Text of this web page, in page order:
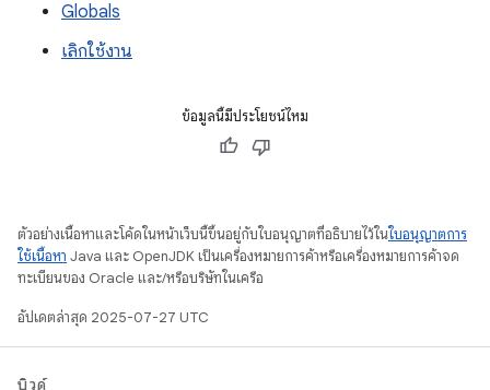
Globals
เลิกใช้งาน
ข้อมูลนี้มีประโยชน์ไหม
ตัวอย่างเนื้อหาและโค้ดในหน้าเว็บนี้ขึ้นอยู่กับใบอนุญาตที่อธิบายไว้ในใบอนุญาตการ
ใช้เนื้อหา Java และ OpenJDK เป็นเครื่องหมายการค้าหรือเครื่องหมายการค้าจด
ทะเบียนของ Oracle และ/หรือบริษัทในเครือ
อัปเดตล่าสุด 2025-07-27 UTC
บิวด์